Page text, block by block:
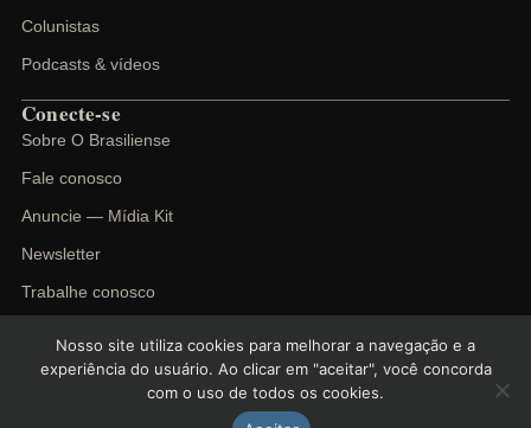
Colunistas
Podcasts & vídeos
Conecte-se
Sobre O Brasiliense
Fale conosco
Anuncie — Mídia Kit
Newsletter
Trabalhe conosco
O Brasiliense. Todos os direitos reservados.
Termos de uso Cookies
Nosso site utiliza cookies para melhorar a navegação e a
experiência do usuário. Ao clicar em "aceitar", você concorda
com o uso de todos os cookies.